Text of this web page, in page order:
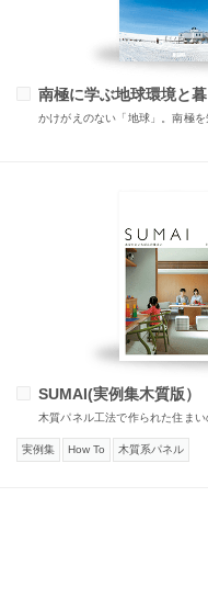
南極に学ぶ地球環境と
かけがえのない「地球」。南極
SUMAI(実例集木質版）
木質パネル工法で作られた住まい
実例集 How To 木質系パネル